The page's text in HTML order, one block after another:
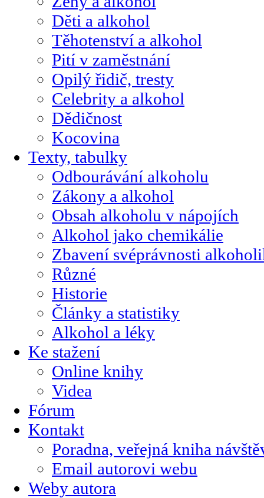
Děti a alkohol
Těhotenství a alkohol
Pití v zaměstnání
Opilý řidič, tresty
Celebrity a alkohol
Dědičnost
Kocovina
Texty, tabulky
Odbourávání alkoholu
Zákony a alkohol
Obsah alkoholu v nápojích
Alkohol jako chemikálie
Zbavení svéprávnosti
Různé
Historie
Články a statistiky
Alkohol a léky
Ke stažení
Online knihy
Videa
Fórum
Kontakt
Poradna, veřejná kniha
Email autorovi webu
Weby autora